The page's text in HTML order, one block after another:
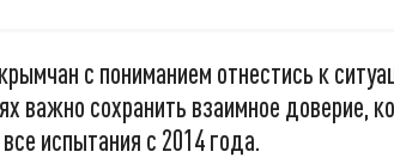
с пониманием отнестись к
важно сохранить взаимное доверие,
испытания с 2014 года.